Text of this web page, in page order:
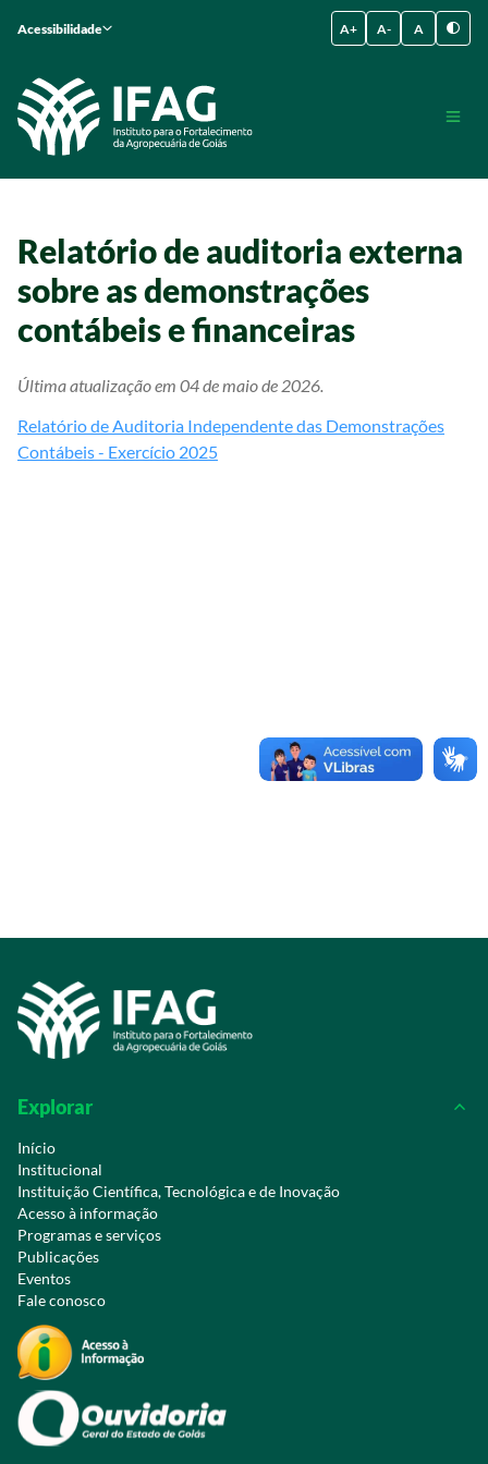
Acessibilidade A+ A- A
Relatório de auditoria externa
sobre as demonstrações
contábeis e financeiras
Última atualização em 04 de maio de 2026.
Relatório de Auditoria Independente das Demonstrações
Contábeis - Exercício 2025
Explorar
Início
Institucional
Instituição Científica, Tecnológica e de Inovação
Acesso à informação
Programas e serviços
Publicações
Eventos
Fale conosco